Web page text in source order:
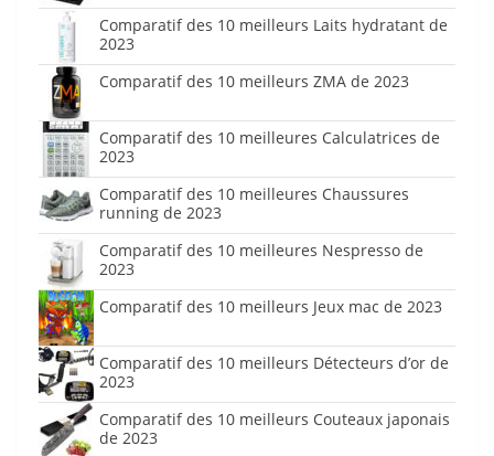
Comparatif des 10 meilleurs Laits hydratant de
2023
Comparatif des 10 meilleurs ZMA de 2023
Comparatif des 10 meilleures Calculatrices de
2023
Comparatif des 10 meilleures Chaussures
running de 2023
Comparatif des 10 meilleures Nespresso de
2023
Comparatif des 10 meilleurs Jeux mac de 2023
Comparatif des 10 meilleurs Détecteurs d’or de
2023
Comparatif des 10 meilleurs Couteaux japonais
de 2023